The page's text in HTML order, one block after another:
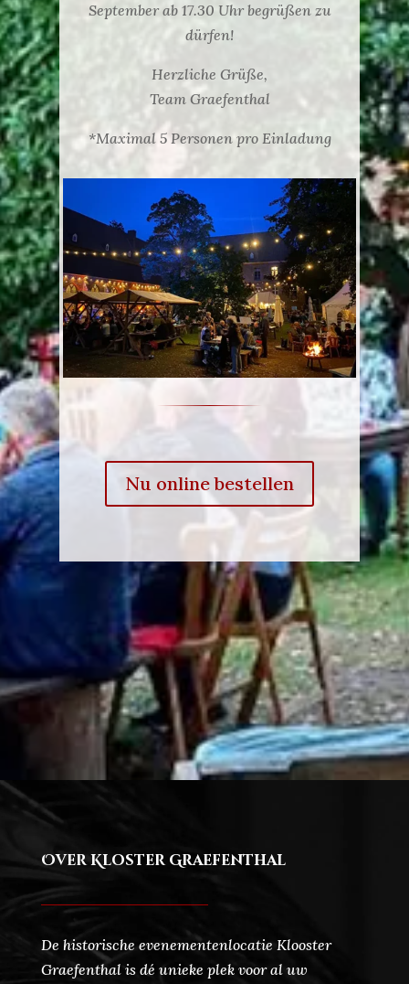
September ab 17.30 Uhr begrüßen zu
dürfen!
Herzliche Grüße,
Team Graefenthal
*Maximal 5 Personen pro Einladung
Nu online bestellen
Over Kloster Graefenthal
De historische evenementenlocatie Klooster
Graefenthal is dé unieke plek voor al uw